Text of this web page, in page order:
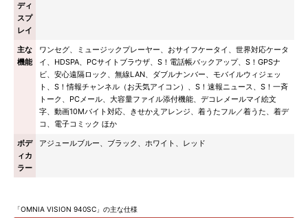
ディ
スプ
レイ
主な
機能
ワンセグ、ミュージックプレーヤー、おサイフケータイ、世界対応ケータ
イ、HDSPA、PCサイトブラウザ、S！電話帳バックアップ、S！GPSナ
ビ、安心遠隔ロック、無線LAN、ダブルナンバー、モバイルウィジェッ
ト、S！情報チャンネル（お天気アイコン）、S！速報ニュース、S！一斉
トーク、PCメール、大容量ファイル添付機能、デコレメールマイ絵文
字、動画10Mバイト対応、きせかえアレンジ、着うたフル／着うた、着デ
コ、電子コミック ほか
ボデ
ィカ
ラー
アジュールブルー、ブラック、ホワイト、レッド
「OMNIA VISION 940SC」の主な仕様